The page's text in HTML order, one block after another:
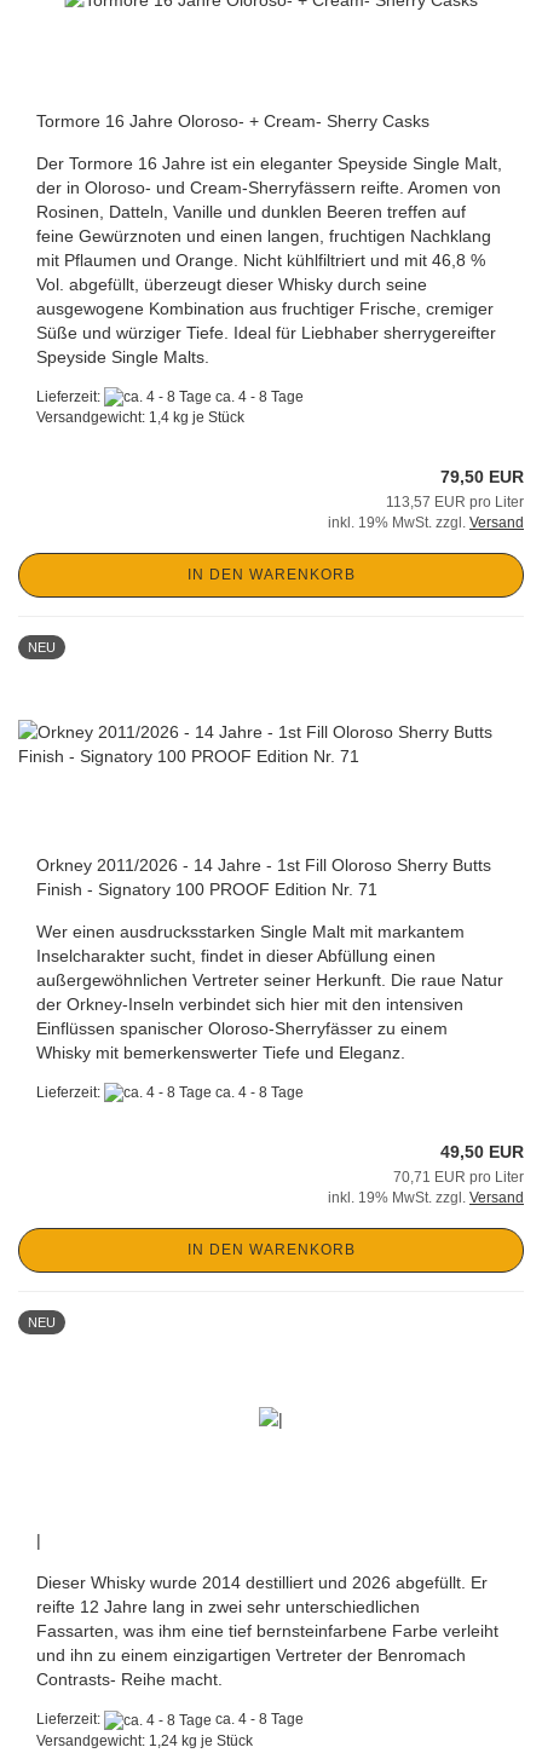
Tormore 16 Jahre Oloroso- + Cream- Sherry Casks
Der Tormore 16 Jahre ist ein eleganter Speyside Single Malt,
der in Oloroso- und Cream-Sherryfässern reifte. Aromen von
Rosinen, Datteln, Vanille und dunklen Beeren treffen auf
feine Gewürznoten und einen langen, fruchtigen Nachklang
mit Pflaumen und Orange. Nicht kühlfiltriert und mit 46,8 %
Vol. abgefüllt, überzeugt dieser Whisky durch seine
ausgewogene Kombination aus fruchtiger Frische, cremiger
Süße und würziger Tiefe. Ideal für Liebhaber sherrygereifter
Speyside Single Malts.
Lieferzeit:
ca. 4 - 8 Tage
Versandgewicht: 1,4 kg je Stück
79,50 EUR
113,57 EUR pro Liter
inkl. 19% MwSt. zzgl. Versand
IN DEN WARENKORB
NEU
Orkney 2011/2026 - 14 Jahre - 1st Fill Oloroso Sherry Butts
Finish - Signatory 100 PROOF Edition Nr. 71
Wer einen ausdrucksstarken Single Malt mit markantem
Inselcharakter sucht, findet in dieser Abfüllung einen
außergewöhnlichen Vertreter seiner Herkunft. Die raue Natur
der Orkney-Inseln verbindet sich hier mit den intensiven
Einflüssen spanischer Oloroso-Sherryfässer zu einem
Whisky mit bemerkenswerter Tiefe und Eleganz.
Lieferzeit: ca. 4 - 8 Tage
49,50 EUR
70,71 EUR pro Liter
inkl. 19% MwSt. zzgl. Versand
IN DEN WARENKORB
NEU
|
Dieser Whisky wurde 2014 destilliert und 2026 abgefüllt. Er
reifte 12 Jahre lang in zwei sehr unterschiedlichen
Fassarten, was ihm eine tief bernsteinfarbene Farbe verleiht
und ihn zu einem einzigartigen Vertreter der Benromach
Contrasts- Reihe macht.
Lieferzeit:
ca. 4 - 8 Tage
Versandgewicht: 1,24 kg je Stück